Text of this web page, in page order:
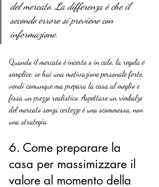
del mercato. La differenza è che il
secondo errore si previene con
informazione.
Quando il mercato è incerto o in calo, la regola è
semplice: se hai una motivazione personale forte,
vendi comunque ma prepara la casa al meglio e
fissa un prezzo realistico. Aspettare un rimbalzo
del mercato senza certezze è una scommessa, non
una strategia.
6. Come preparare la
casa per massimizzare il
valore al momento della